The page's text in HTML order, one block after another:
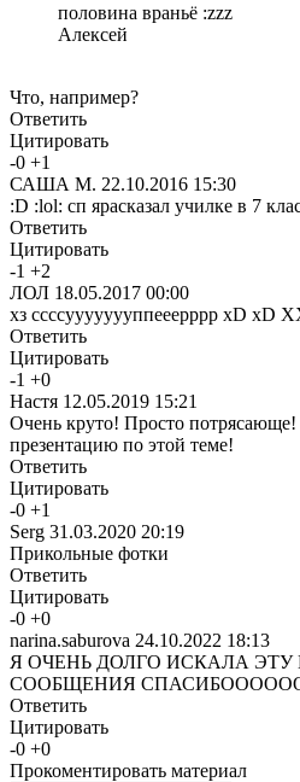
половина враньё :zzz
Алексей
Что, например?
Ответить
Цитировать
-0 +1
САША М. 22.10.2016 15:30
:D :lol: сп ярасказал училке в 7
Ответить
Цитировать
-1 +2
ЛОЛ 18.05.2017 00:00
xз ссссуууууууппееерррр xD xD
Ответить
Цитировать
-1 +0
Настя 12.05.2019 15:21
Очень круто! Просто потрясающе!
презентацию по этой теме!
Ответить
Цитировать
-0 +1
Serg 31.03.2020 20:19
Прикольные фотки
Ответить
Цитировать
-0 +0
narina.saburova 24.10.2022 18:13
Я ОЧЕНЬ ДОЛГО ИСКАЛА
СООБЩЕНИЯ
Ответить
Цитировать
-0 +0
Прокоментировать материал